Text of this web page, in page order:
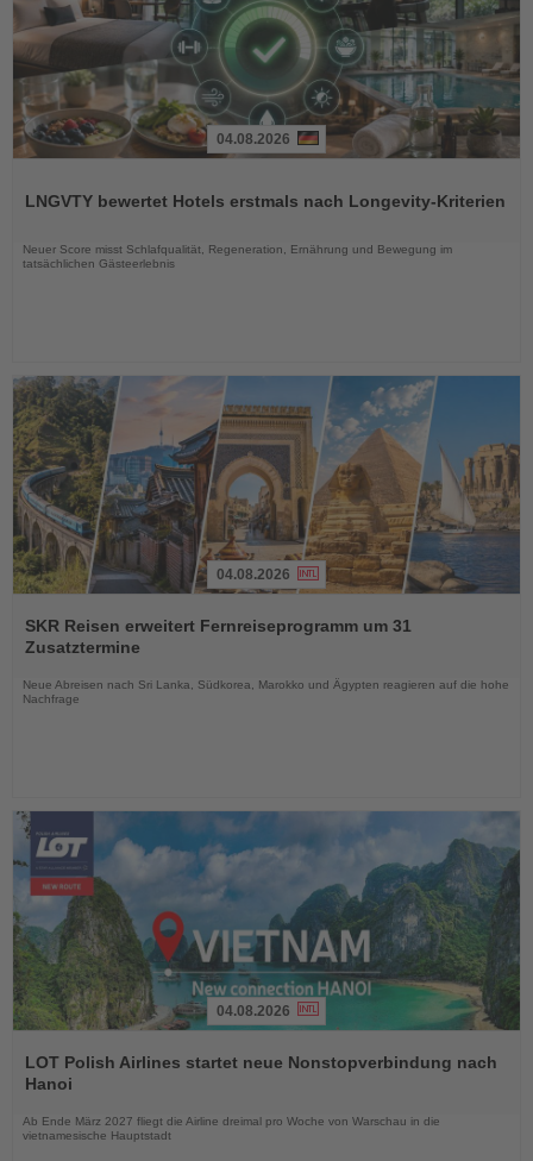
die
04.08.2026
LNGVTY bewertet Hotels erstmals nach Longevity-Kriterien
Neuer Score misst Schlafqualität, Regeneration, Ernährung und Bewegung im
tatsächlichen Gästeerlebnis
Sie
die
04.08.2026
SKR Reisen erweitert Fernreiseprogramm um 31
Zusatztermine
Neue Abreisen nach Sri Lanka, Südkorea, Marokko und Ägypten reagieren auf die hohe
Nachfrage
Sie
die
04.08.2026
LOT Polish Airlines startet neue Nonstopverbindung nach
Hanoi
Ab Ende März 2027 fliegt die Airline dreimal pro Woche von Warschau in die
vietnamesische Hauptstadt